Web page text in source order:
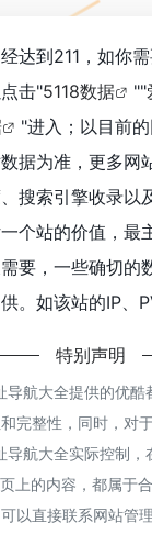
达到211，如你
击"5118数据 ""
"进入；以目前
据为准，更多网
搜索引擎收录以
个站的价值，最
要，一些确切的
。如该站的IP、
特别声明
导航大全提供的优酷
完整性，同时，对
导航大全实际控制
上的内容，都属于
以直接联系网站管